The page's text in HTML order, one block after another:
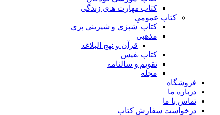
کتاب مهارت های زندگی
کتاب عمومی
کتاب آشپزی و شیرینی پزی
مذهبی
قرآن و نهج البلاغه
کتاب نفیس
تقویم و سالنامه
مجله
فروشگاه
درباره ما
تماس با ما
درخواست سفارش کتاب